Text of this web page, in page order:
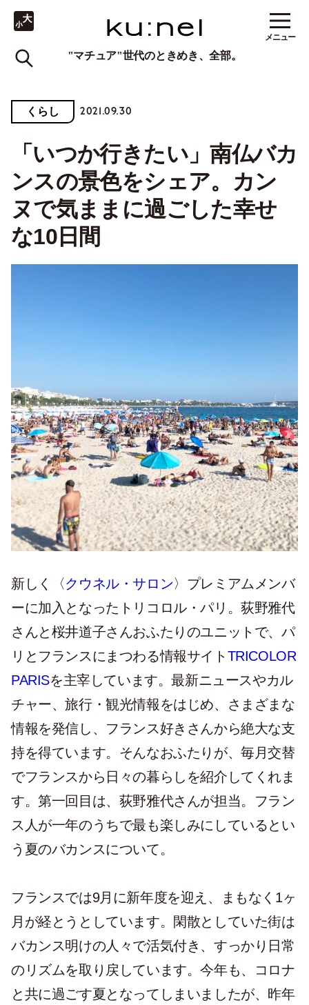
"マチュア"世代のときめき、全部。
メニュー
くらし 2021.09.30
「いつか行きたい」南仏バカ
ンスの景色をシェア。カン
ヌで気ままに過ごした幸せ
な10日間
新しく〈クウネル・サロン〉プレミアムメンバ
ーに加入となったトリコロル・パリ。荻野雅代
さんと桜井道子さんおふたりのユニットで、パ
リとフランスにまつわる情報サイト TRICOLOR
PARISを主宰しています。最新ニュースやカル
チャー、旅行・観光情報をはじめ、さまざまな
情報を発信し、フランス好きさんから絶大な支
持を得ています。そんなおふたりが、毎月交替
でフランスから日々の暮らしを紹介してくれま
す。第一回目は、荻野雅代さんが担当。フラン
ス人が一年のうちで最も楽しみにしているとい
う夏のバカンスについて。
フランスでは9月に新年度を迎え、まもなく1ヶ
月が経とうとしています。閑散としていた街は
バカンス明けの人々で活気付き、すっかり日常
のリズムを取り戻しています。今年も、コロナ
と共に過ごす夏となってしまいましたが、昨年